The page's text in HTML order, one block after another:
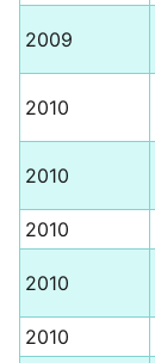
2009
2010
2010
2010
2010
2010